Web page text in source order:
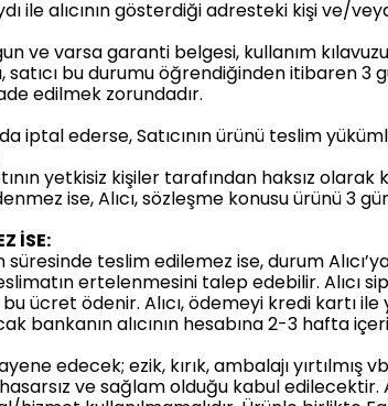
ile alıcının gösterdiği adresteki kişi ve/
ve varsa garanti belgesi, kullanım
satıcı bu durumu öğrendiğinden itibaren 3
edilmek zorundadır.
iptal ederse, Satıcının ürünü teslim
yetkisiz kişiler tarafından haksız olarak
ise, Alıcı, sözleşme konusu ürünü 3
İSE:
teslim edilemez ise, durum
ertelenmesini talep edebilir. Alıcı
ücret ödenir. Alıcı, ödemeyi kredi kartı
alıcının hesabına 2-3 hafta
edecek; ezik, kırık, ambalajı yırtılmış
ve sağlam olduğu kabul